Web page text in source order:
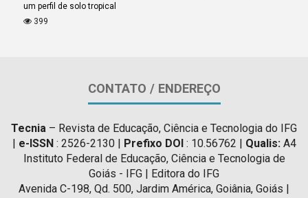
um perfil de solo tropical
399
CONTATO / ENDEREÇO
Tecnia – Revista de Educação, Ciência e Tecnologia do IFG
e-ISSN : 2526-2130 | Prefixo DOI : 10.56762 | Qualis:A4
Instituto Federal de Educação, Ciência e Tecnologia de
Goiás - IFG | Editora do IFG
Avenida C-198, Qd. 500, Jardim América, Goiânia, Goiás |